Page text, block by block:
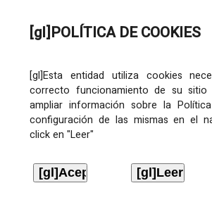
[gl]POLÍTICA DE COOKIES
[gl]Esta entidad utiliza cookies
correcto funcionamiento de su sitio
ampliar información sobre la
configuración de las mismas en el
click en "Leer"